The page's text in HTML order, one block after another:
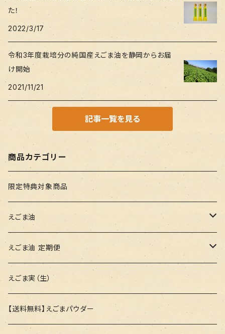
た！
2022/3/17
令和3年度栽培分の純国産えごま油を静岡からお届
け開始
2021/11/21
記事一覧を見る
商品カテゴリー
限定特典対象商品
えごま油
100g
47g
えごま油 定期便
100g
47g
えごま実（生）
【送料無料】えごまパウダー